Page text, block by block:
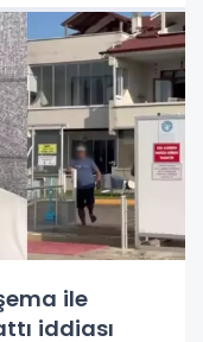
ile
iddiası